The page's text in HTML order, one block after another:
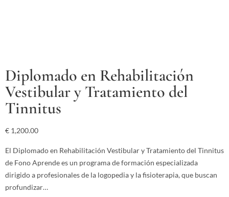
Diplomado en Rehabilitación
Vestibular y Tratamiento del
Tinnitus
€ 1,200.00
El Diplomado en Rehabilitación Vestibular y Tratamiento del Tinnitus
de Fono Aprende es un programa de formación especializada
dirigido a profesionales de la logopedia y la fisioterapia, que buscan
profundizar…